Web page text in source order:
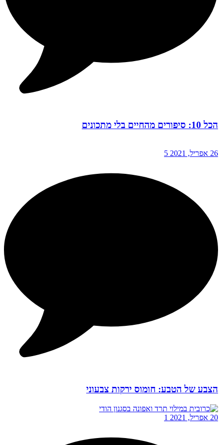
הכל 10: סיפורים מהחיים בלי מתכונים
26 אפריל, 2021 5
הצבע של הטבע: חומוס ירקות צבעוני
20 אפריל, 2021 1